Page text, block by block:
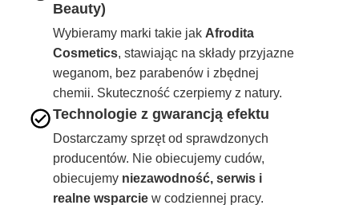
Beauty)
Wybieramy marki takie jak Afrodita
Cosmetics, stawiając na składy przyjazne
weganom, bez parabenów i zbędnej
chemii. Skuteczność czerpiemy z natury.
Technologie z gwarancją efektu
Dostarczamy sprzęt od sprawdzonych
producentów. Nie obiecujemy cudów,
obiecujemy niezawodność, serwis i
realne wsparcie w codziennej pracy.